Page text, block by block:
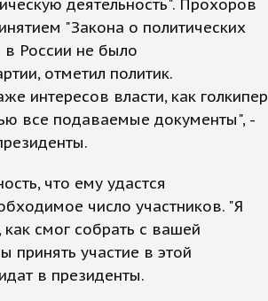
деятельность". Прохоров
"Закона о политических
в России не было
отметил политик.
интересов власти, как голкипер
все подаваемые документы", -
что ему удастся
число участников. "Я
как смог собрать с вашей
участие в этой
в президенты.